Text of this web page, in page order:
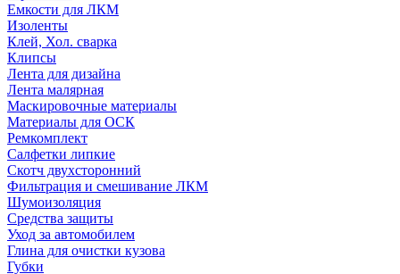
Емкости для ЛКМ
Изоленты
Клей, Хол. сварка
Клипсы
Лента для дизайна
Лента малярная
Маскировочные материалы
Материалы для ОСК
Ремкомплект
Салфетки липкие
Скотч двухсторонний
Фильтрация и смешивание ЛКМ
Шумоизоляция
Средства защиты
Уход за автомобилем
Глина для очистки кузова
Губки